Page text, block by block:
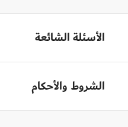
الأسئلة الشائعة
الشروط والأحكام